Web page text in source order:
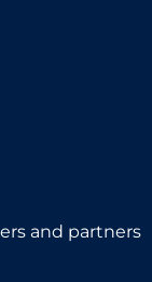
and partners